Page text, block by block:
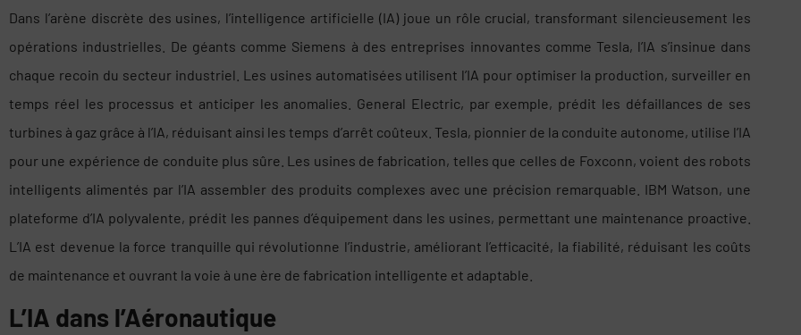
Dans l’arène discrète des usines, l’intelligence artificielle (IA) joue un rôle crucial, transformant silencieusement les
opérations industrielles. De géants comme Siemens à des entreprises innovantes comme Tesla, l’IA s’insinue dans
chaque recoin du secteur industriel. Les usines automatisées utilisent l’IA pour optimiser la production, surveiller en
temps réel les processus et anticiper les anomalies. General Electric, par exemple, prédit les défaillances de ses
turbines à gaz grâce à l’IA, réduisant ainsi les temps d’arrêt coûteux. Tesla, pionnier de la conduite autonome, utilise l’IA
pour une expérience de conduite plus sûre. Les usines de fabrication, telles que celles de Foxconn, voient des robots
intelligents alimentés par l’IA assembler des produits complexes avec une précision remarquable. IBM Watson, une
plateforme d’IA polyvalente, prédit les pannes d’équipement dans les usines, permettant une maintenance proactive.
L’IA est devenue la force tranquille qui révolutionne l’industrie, améliorant l’efficacité, la fiabilité, réduisant les coûts
de maintenance et ouvrant la voie à une ère de fabrication intelligente et adaptable.
L’IA dans l’Aéronautique